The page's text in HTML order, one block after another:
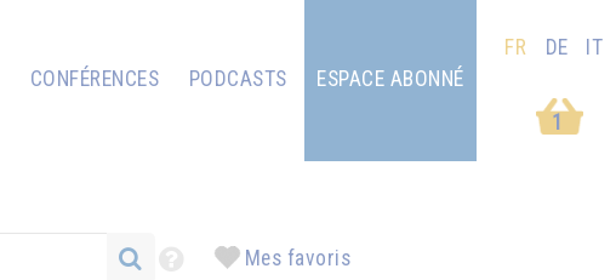
CONFÉRENCES
PODCASTS
1
ESPACE ABONNÉ
FR DE IT
Mes favoris